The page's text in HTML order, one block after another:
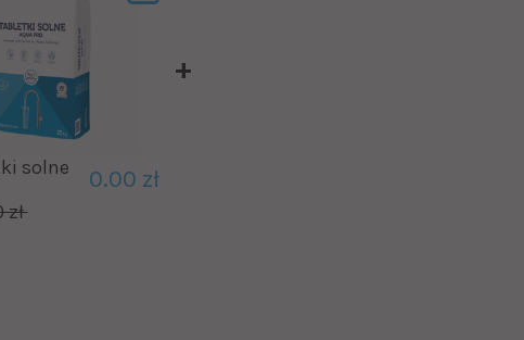
solne 0.00 zł
zł